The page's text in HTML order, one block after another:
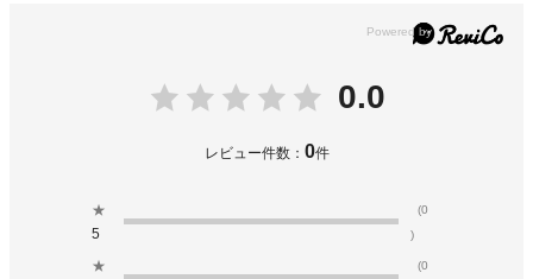
0.0
レビュー件数： 0件
★
5
(0
)
★
(0